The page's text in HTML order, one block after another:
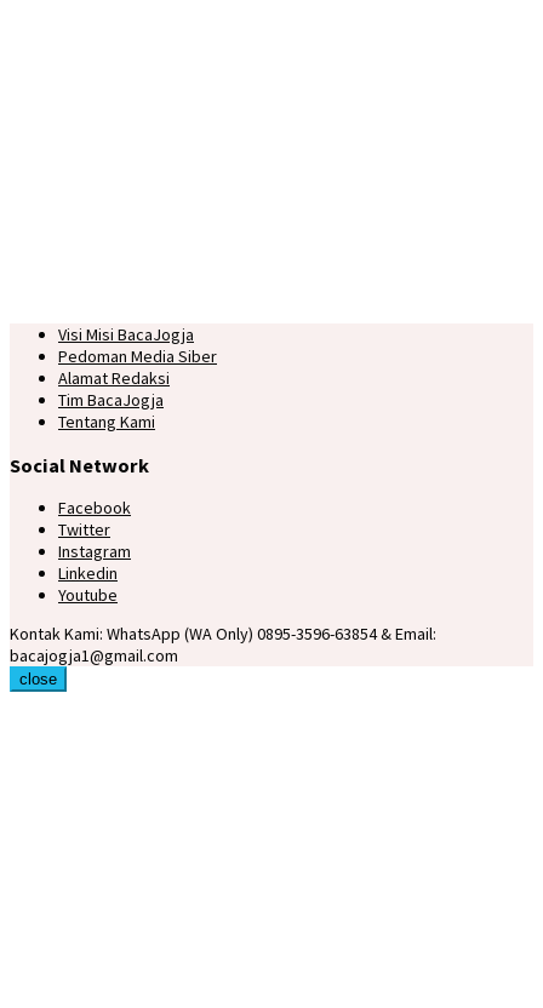
Visi Misi BacaJogja
Pedoman Media Siber
Alamat Redaksi
Tim BacaJogja
Tentang Kami
Social Network
Facebook
Twitter
Instagram
Linkedin
Youtube
Kontak Kami: WhatsApp (WA Only) 0895-3596-63854 & Email:
bacajogja1@gmail.com
close